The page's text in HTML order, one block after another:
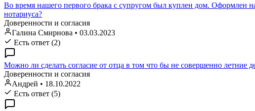
Во время нашего первого брака с супругом был куплен дом. Оформлен
нотариуса?
Доверенности и согласия
Галина Смирнова • 03.03.2023
Есть ответ (2)
Можно ли сделать согласие от отца в том что бы не совершенно летние
Доверенности и согласия
Андрей • 18.10.2022
Есть ответ (5)